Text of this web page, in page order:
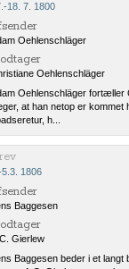
18. 7. 1800
Oehlenschläger
Oehlenschläger
Oehlenschläger fortæller
at han netop er kommet
h...
5.3. 1806
Baggesen
Gierlew
Baggesen beder i et langt